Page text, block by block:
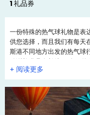
1 礼品券
一份特殊的热气球礼物是表
供您选择，而且我们有每天
斯港不同地方出发的热气球
致谢礼券具有长达36个月
适的日子预订想飞行的一天。
+